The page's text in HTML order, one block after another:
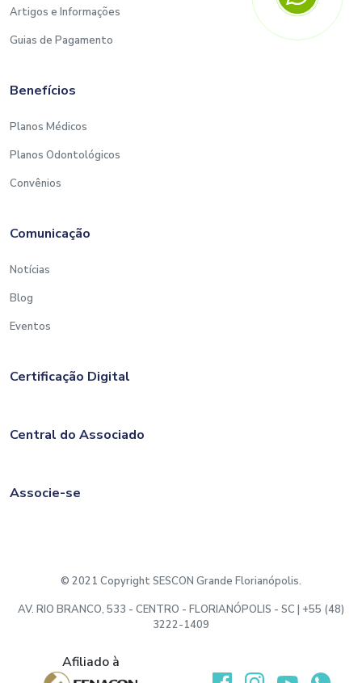
Artigos e Informações
Guias de Pagamento
Benefícios
Planos Médicos
Planos Odontológicos
Convênios
Comunicação
Notícias
Blog
Eventos
Certificação Digital
Central do Associado
Associe-se
© 2021 Copyright SESCON Grande Florianópolis.
AV. RIO BRANCO, 533 - CENTRO - FLORIANÓPOLIS - SC | +55 (48)
3222-1409
Afiliado à